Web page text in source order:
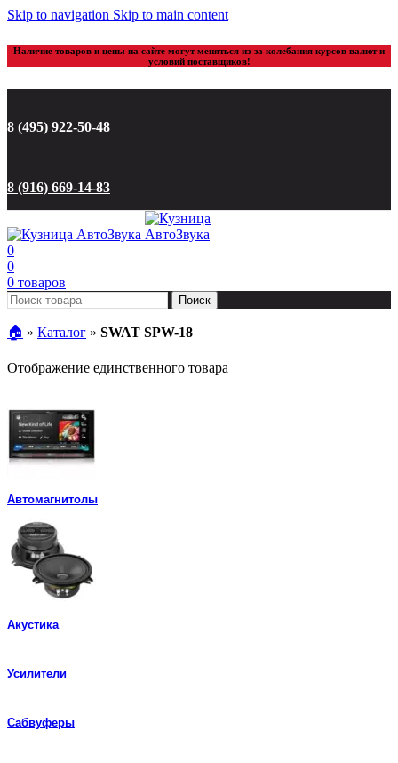
Skip to navigation Skip to main content
Наличие товаров и цены на сайте могут меняться из-за колебания курсов валют и
условий поставщиков!
8 (495) 922-50-48
8 (916) 669-14-83
0
0
0 товаров
Поиск
🏠︎ » Каталог » SWAT SPW-18
Отображение единственного товара
Автомагнитолы
Акустика
Усилители
Сабвуферы